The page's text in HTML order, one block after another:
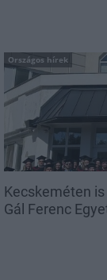
Országos hírek
Kecskeméten
Gál Ferenc